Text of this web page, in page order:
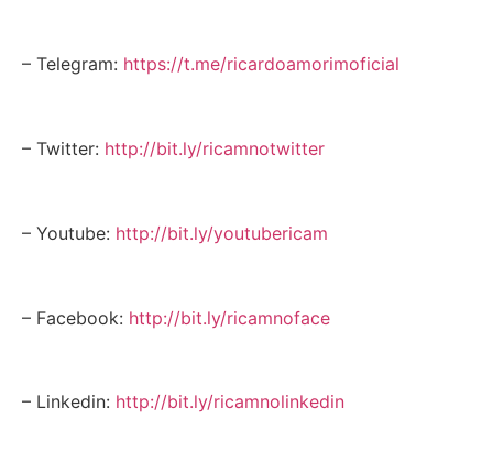
– Telegram: https://t.me/ricardoamorimoficial
– Twitter: http://bit.ly/ricamnotwitter
– Youtube: http://bit.ly/youtubericam
– Facebook: http://bit.ly/ricamnoface
– Linkedin: http://bit.ly/ricamnolinkedin